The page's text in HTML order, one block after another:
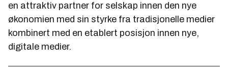
en attraktiv partner for selskap innen den nye
økonomien med sin styrke fra tradisjonelle medier
kombinert med en etablert posisjon innen nye,
digitale medier.